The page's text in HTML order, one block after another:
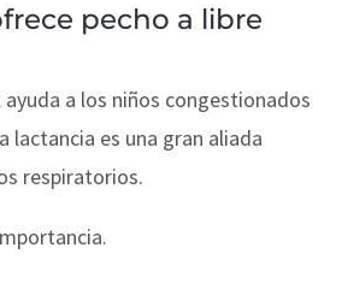
pecho a libre
a los niños congestionados
lactancia es una gran aliada
respiratorios.